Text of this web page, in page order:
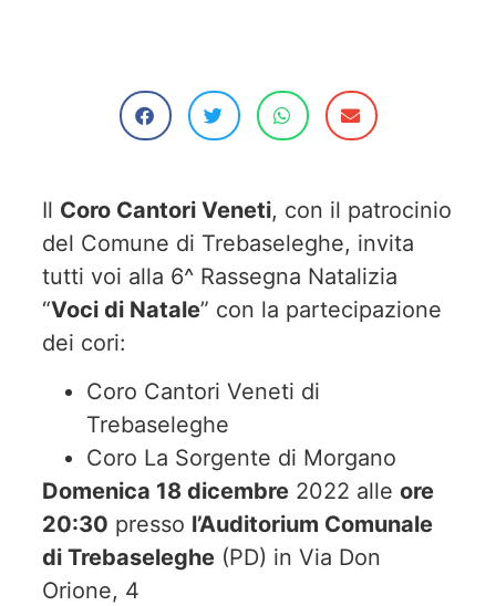
Il Coro Cantori Veneti, con il patrocinio
del Comune di Trebaseleghe, invita
tutti voi alla 6^ Rassegna Natalizia
“Voci di Natale” con la partecipazione
dei cori:
Coro Cantori Veneti di
Trebaseleghe
Coro La Sorgente di Morgano
Domenica 18 dicembre 2022 alle ore
20:30 presso l’Auditorium Comunale
di Trebaseleghe (PD) in Via Don
Orione, 4